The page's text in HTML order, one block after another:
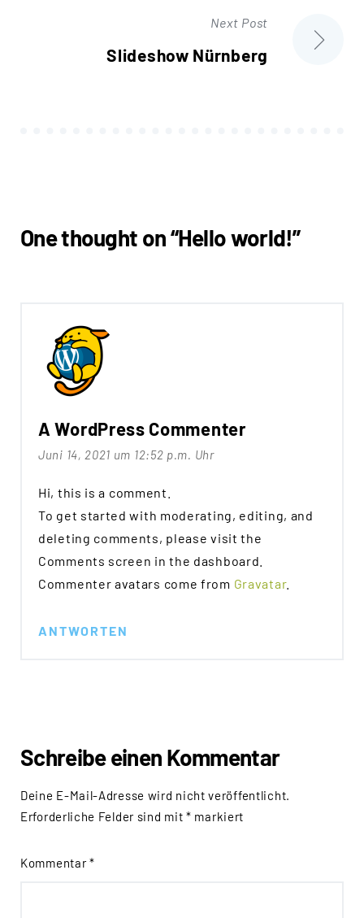
Beitragsnavigation
Next Post
Slideshow Nürnberg
One thought on “Hello world!”
A WordPress Commenter
Juni 14, 2021 um 12:52 p.m. Uhr
Hi, this is a comment.
To get started with moderating, editing, and
deleting comments, please visit the
Comments screen in the dashboard.
Commenter avatars come from Gravatar.
ANTWORTEN
Schreibe einen Kommentar
Deine E-Mail-Adresse wird nicht veröffentlicht.
Erforderliche Felder sind mit * markiert
Kommentar*